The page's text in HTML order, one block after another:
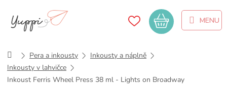
obsah
Nákupní
košík
DomůPera a inkousty
Inkousty a náplně
Inkousty v lahvičce
Inkoust Ferris Wheel Press 38 ml - Lights on Broadway